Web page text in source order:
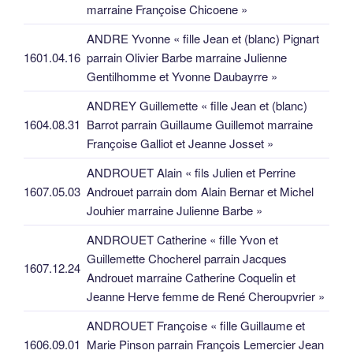
marraine Françoise Chicoene »
1601.04.16
ANDRE Yvonne « fille Jean et (blanc) Pignart
parrain Olivier Barbe marraine Julienne
Gentilhomme et Yvonne Daubayrre »
1604.08.31
ANDREY Guillemette « fille Jean et (blanc)
Barrot parrain Guillaume Guillemot marraine
Françoise Galliot et Jeanne Josset »
1607.05.03
ANDROUET Alain « fils Julien et Perrine
Androuet parrain dom Alain Bernar et Michel
Jouhier marraine Julienne Barbe »
1607.12.24
ANDROUET Catherine « fille Yvon et
Guillemette Chocherel parrain Jacques
Androuet marraine Catherine Coquelin et
Jeanne Herve femme de René Cheroupvrier »
1606.09.01
ANDROUET Françoise « fille Guillaume et
Marie Pinson parrain François Lemercier Jean